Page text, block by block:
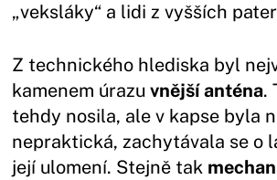
„veksláky“ a lidi z vyšších
Z technického hlediska byl
kamenem úrazuvnější anténa.
tehdy nosila, ale v kapse byla
nepraktická, zachytávala se o
její ulomení. Stejně tak